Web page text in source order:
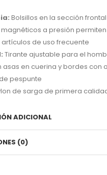
Bolsillos en la sección
a presión
de uso frecuente
Tirante ajustable para el
asas en cuerina y bordes con
pespunte
de sarga de primera
ADICIONAL
(0)